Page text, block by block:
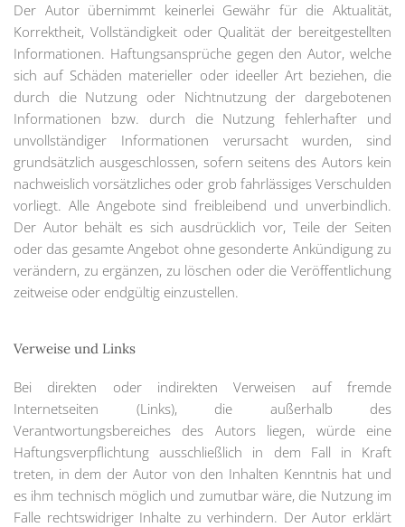
Der Autor übernimmt keinerlei Gewähr für die Aktualität,
Korrektheit, Vollständigkeit oder Qualität der bereitgestellten
Informationen. Haftungsansprüche gegen den Autor, welche
sich auf Schäden materieller oder ideeller Art beziehen, die
durch die Nutzung oder Nichtnutzung der dargebotenen
Informationen bzw. durch die Nutzung fehlerhafter und
unvollständiger Informationen verursacht wurden, sind
grundsätzlich ausgeschlossen, sofern seitens des Autors kein
nachweislich vorsätzliches oder grob fahrlässiges Verschulden
vorliegt. Alle Angebote sind freibleibend und unverbindlich.
Der Autor behält es sich ausdrücklich vor, Teile der Seiten
oder das gesamte Angebot ohne gesonderte Ankündigung zu
verändern, zu ergänzen, zu löschen oder die Veröffentlichung
zeitweise oder endgültig einzustellen.
Verweise und Links
Bei direkten oder indirekten Verweisen auf fremde
Internetseiten (Links), die außerhalb des
Verantwortungsbereiches des Autors liegen, würde eine
Haftungsverpflichtung ausschließlich in dem Fall in Kraft
treten, in dem der Autor von den Inhalten Kenntnis hat und
es ihm technisch möglich und zumutbar wäre, die Nutzung im
Falle rechtswidriger Inhalte zu verhindern. Der Autor erklärt